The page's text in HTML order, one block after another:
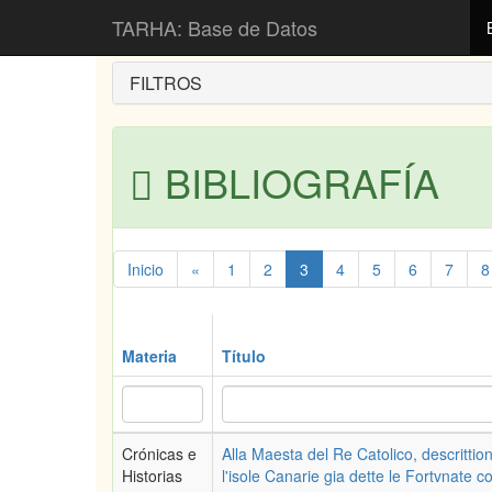
TARHA: Base de Datos
Inicio Bibliografía
FILTROS
BIBLIOGRAFÍA
Inicio « 1 2 3 4 5 6 7 8
Materia Título
Crónicas e
Historias
Alla Maesta del Re Catolico,
l'isole Canarie gia dette le Fortvnate